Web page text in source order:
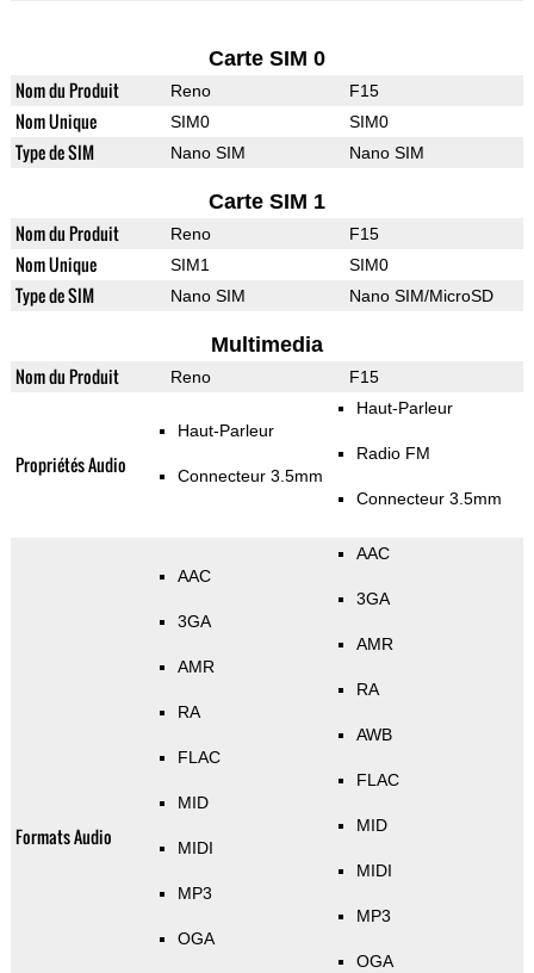
Carte SIM 0
Nom du Produit Reno F15
Nom Unique SIM0 SIM0
Type de SIM Nano SIM Nano SIM
Carte SIM 1
Nom du Produit Reno F15
Nom Unique SIM1 SIM0
Type de SIM Nano SIM Nano SIM/MicroSD
Multimedia
Nom du Produit Reno F15
Propriétés Audio
Haut-Parleur
Connecteur 3.5mm
Haut-Parleur
Radio FM
Connecteur 3.5mm
Formats Audio
AAC
3GA
AMR
RA
FLAC
MID
MIDI
MP3
OGA
AAC
3GA
AMR
RA
AWB
FLAC
MID
MIDI
MP3
OGA